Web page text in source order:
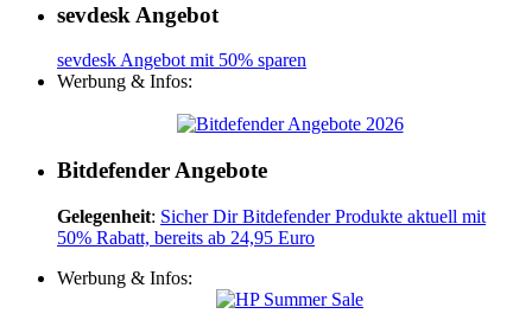
sevdesk Angebot
sevdesk Angebot mit 50% sparen
Werbung & Infos:
Bitdefender Angebote
Gelegenheit: Sicher Dir Bitdefender Produkte aktuell mit
50% Rabatt, bereits ab 24,95 Euro
Werbung & Infos: